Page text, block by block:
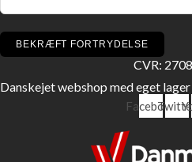
BEKRÆFT FORTRYDELSE
CVR:
Danskejet webshop med eget lager
Facebook